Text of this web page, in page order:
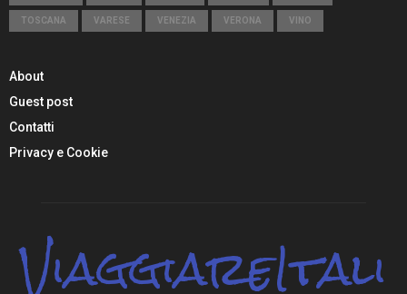
TOSCANA VARESE VENEZIA VERONA VINO
About
Guest post
Contatti
Privacy e Cookie
ViaggiareItali